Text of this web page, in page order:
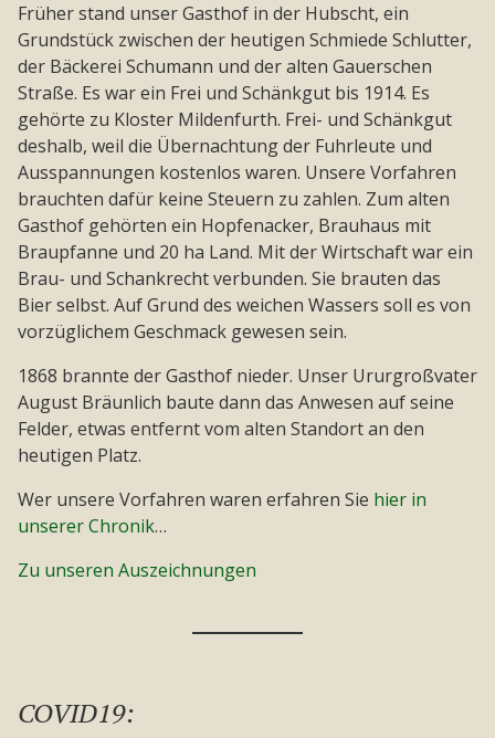
Früher stand unser Gasthof in der Hubscht, ein
Grundstück zwischen der heutigen Schmiede Schlutter,
der Bäckerei Schumann und der alten Gauerschen
Straße. Es war ein Frei und Schänkgut bis 1914. Es
gehörte zu Kloster Mildenfurth. Frei- und Schänkgut
deshalb, weil die Übernachtung der Fuhrleute und
Ausspannungen kostenlos waren. Unsere Vorfahren
brauchten dafür keine Steuern zu zahlen. Zum alten
Gasthof gehörten ein Hopfenacker, Brauhaus mit
Braupfanne und 20 ha Land. Mit der Wirtschaft war ein
Brau- und Schankrecht verbunden. Sie brauten das
Bier selbst. Auf Grund des weichen Wassers soll es von
vorzüglichem Geschmack gewesen sein.
1868 brannte der Gasthof nieder. Unser Ururgroßvater
August Bräunlich baute dann das Anwesen auf seine
Felder, etwas entfernt vom alten Standort an den
heutigen Platz.
Wer unsere Vorfahren waren erfahren Sie hier in
unserer Chronik…
Zu unseren Auszeichnungen
COVID19: